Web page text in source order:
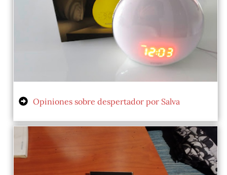
Opiniones sobre despertador por Salva